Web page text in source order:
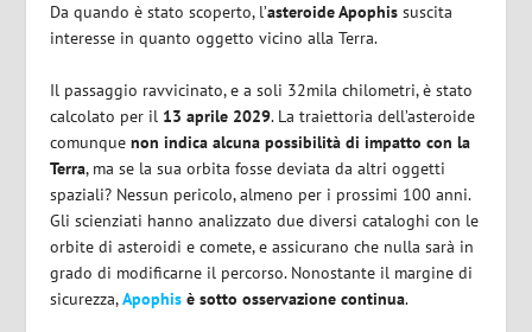
Da quando è stato scoperto, l’asteroide Apophis suscita
interesse in quanto oggetto vicino alla Terra.
Il passaggio ravvicinato, e a soli 32mila chilometri, è stato
calcolato per il 13 aprile 2029. La traiettoria dell’asteroide
comunque non indica alcuna possibilità di impatto con la
Terra, ma se la sua orbita fosse deviata da altri oggetti
spaziali? Nessun pericolo, almeno per i prossimi 100 anni.
Gli scienziati hanno analizzato due diversi cataloghi con le
orbite di asteroidi e comete, e assicurano che nulla sarà in
grado di modificarne il percorso. Nonostante il margine di
sicurezza,Apophis è sotto osservazione continua.